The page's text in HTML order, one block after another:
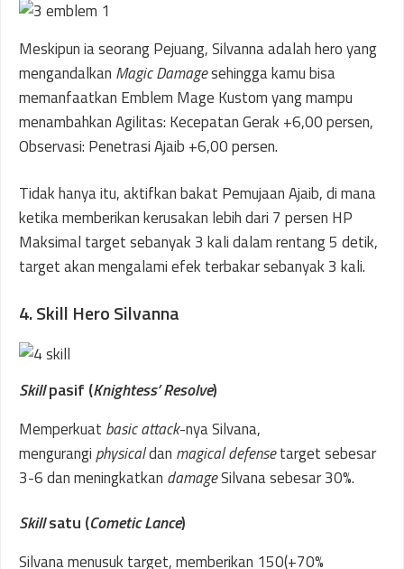
Meskipun ia seorang Pejuang, Silvanna adalah hero yang
mengandalkan Magic Damagesehingga kamu bisa
memanfaatkan Emblem Mage Kustom yang mampu
menambahkan Agilitas: Kecepatan Gerak +6,00 persen,
Observasi: Penetrasi Ajaib +6,00 persen.
Tidak hanya itu, aktifkan bakat Pemujaan Ajaib, di mana
ketika memberikan kerusakan lebih dari 7 persen HP
Maksimal target sebanyak 3 kali dalam rentang 5 detik,
target akan mengalami efek terbakar sebanyak 3 kali.
4. Skill Hero Silvanna
Skillpasif (Knightess’ Resolve)
Memperkuat basic attack-nya Silvana,
mengurangi physicaldan magical defensetarget sebesar
3-6 dan meningkatkan damageSilvana sebesar 30%.
Skillsatu (Cometic Lance)
Silvana menusuk target, memberikan 150(+70%